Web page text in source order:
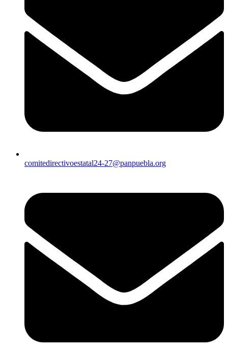
comitedirectivoestatal24-27@panpuebla.org